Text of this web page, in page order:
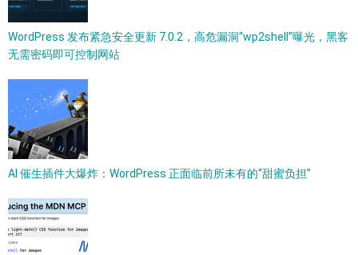
WordPress 发布紧急安全更新 7.0.2，高危漏洞“wp2shell”曝光，黑客
无需密码即可控制网站
AI 催生插件大爆炸：WordPress 正面临前所未有的“甜蜜负担”